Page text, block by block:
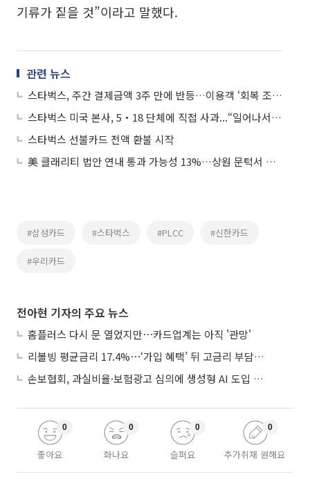
기류가 짙을 것”이라고 말했다.
관련 뉴스
스타벅스, 주간 결제금액 3주 만에 반등…이용객 ‘회복 조짐’
스타벅스 미국 본사, 5‧18 단체에 직접 사과...“일어나서는 안될 마케팅”
스타벅스 선불카드 전액 환불 시작
美 클래리티 법안 연내 통과 가능성 13%…상원 문턱서 제동
#삼성카드 #스타벅스 #PLCC #신한카드
#우리카드
전아현 기자의 주요 뉴스
홈플러스 다시 문 열었지만⋯카드업계는 아직 '관망'
리볼빙 평균금리 17.4%⋯‘가입 혜택’ 뒤 고금리 부담 주의
손보협회, 과실비율·보험광고 심의에 생성형 AI 도입 추진
좋아요
0
화나요
0
슬퍼요
0
추가취재 원해요
0